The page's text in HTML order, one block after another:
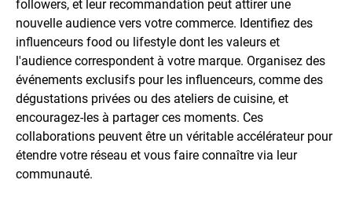
followers, et leur recommandation peut attirer une
nouvelle audience vers votre commerce. Identifiez des
influenceurs food ou lifestyle dont les valeurs et
l'audience correspondent à votre marque. Organisez des
événements exclusifs pour les influenceurs, comme des
dégustations privées ou des ateliers de cuisine, et
encouragez-les à partager ces moments. Ces
collaborations peuvent être un véritable accélérateur pour
étendre votre réseau et vous faire connaître via leur
communauté.